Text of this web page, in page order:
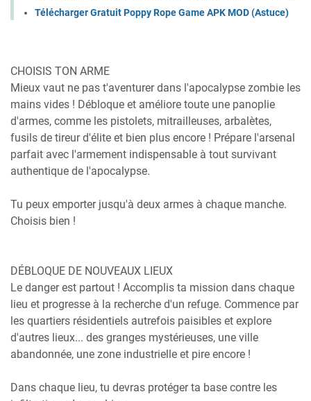
Télécharger Gratuit Poppy Rope Game APK MOD (Astuce)
CHOISIS TON ARME
Mieux vaut ne pas t'aventurer dans l'apocalypse zombie les
mains vides ! Débloque et améliore toute une panoplie
d'armes, comme les pistolets, mitrailleuses, arbalètes,
fusils de tireur d'élite et bien plus encore ! Prépare l'arsenal
parfait avec l'armement indispensable à tout survivant
authentique de l'apocalypse.
Tu peux emporter jusqu'à deux armes à chaque manche.
Choisis bien !
DÉBLOQUE DE NOUVEAUX LIEUX
Le danger est partout ! Accomplis ta mission dans chaque
lieu et progresse à la recherche d'un refuge. Commence par
les quartiers résidentiels autrefois paisibles et explore
d'autres lieux... des granges mystérieuses, une ville
abandonnée, une zone industrielle et pire encore !
Dans chaque lieu, tu devras protéger ta base contre les